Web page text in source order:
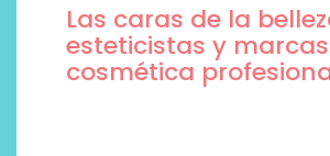
Las caras de la
esteticistas y
cosmética